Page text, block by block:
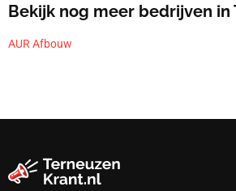
Bekijk nog meer bedrijven in
AUR Afbouw